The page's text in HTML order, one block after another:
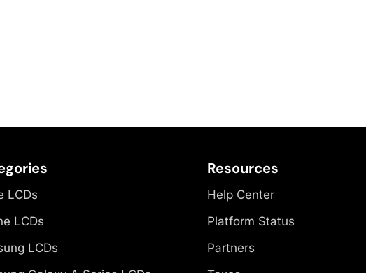
LCDs
LCDs
LCDs
Resources
Help Center
Platform Status
Partners